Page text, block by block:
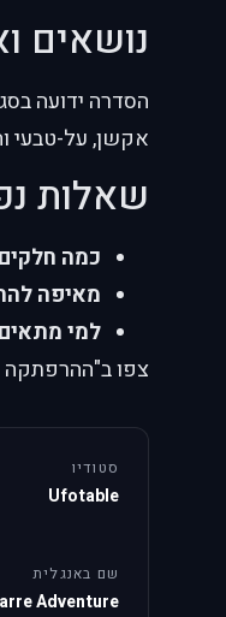
נושאים
הסדרה ידועה
אקשן, על-טבעי
שאלות
כמה
מאיפה
למי
צפו ב"ההרפתקה
סטודיו
Ufotable
שם באנגלית
Adventure